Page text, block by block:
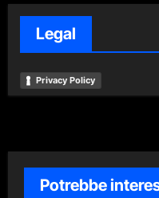
Legal
Privacy Policy
Potrebbe